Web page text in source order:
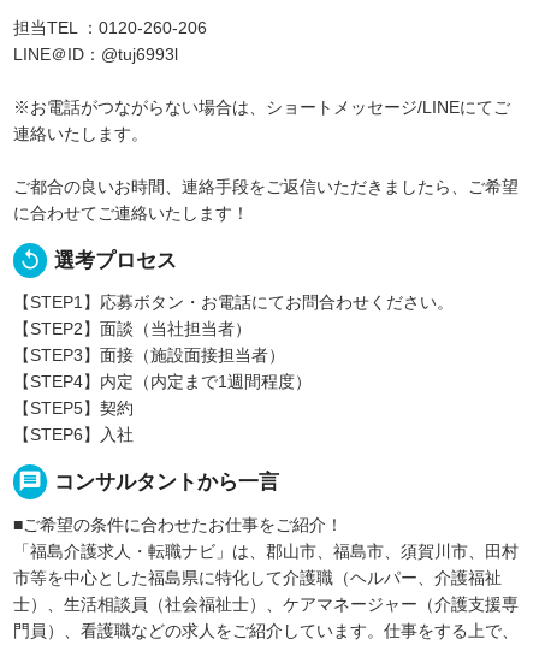
担当TEL ：0120-260-206
LINE＠ID：@tuj6993l
※お電話がつながらない場合は、ショートメッセージ/LINEにてご
連絡いたします。
ご都合の良いお時間、連絡手段をご返信いただきましたら、ご希望
に合わせてご連絡いたします！
replay 選考プロセス
【STEP1】応募ボタン・お電話にてお問合わせください。
【STEP2】面談（当社担当者）
【STEP3】面接（施設面接担当者）
【STEP4】内定（内定まで1週間程度）
【STEP5】契約
【STEP6】入社
message コンサルタントから一言
■ご希望の条件に合わせたお仕事をご紹介！
「福島介護求人・転職ナビ」は、郡山市、福島市、須賀川市、田村
市等を中心とした福島県に特化して介護職（ヘルパー、介護福祉
士）、生活相談員（社会福祉士）、ケアマネージャー（介護支援専
門員）、看護職などの求人をご紹介しています。仕事をする上で、